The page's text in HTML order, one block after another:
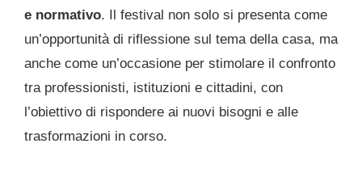
e normativo. Il festival non solo si presenta come
un’opportunità di riflessione sul tema della casa, ma
anche come un’occasione per stimolare il confronto
tra professionisti, istituzioni e cittadini, con
l’obiettivo di rispondere ai nuovi bisogni e alle
trasformazioni in corso.